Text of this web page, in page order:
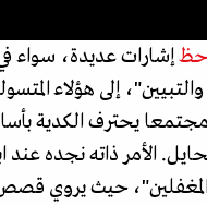
إشارات عديدة، سواء
إلى هؤلاء
يحترف الكدية
الأمر ذاته نجده عند
حيث يروي